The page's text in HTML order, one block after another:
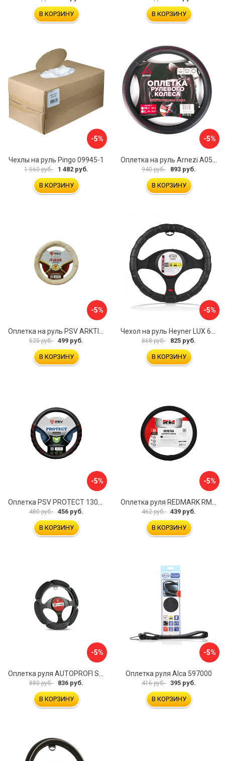
В КОРЗИНУ В КОРЗИНУ
-5%
Чехлы на руль Pingo 09945-1
1 560 руб. 1 482 руб.
В КОРЗИНУ
-5%
940 руб. 893 руб.
В КОРЗИНУ
-5%
525 руб. 499 руб.
В КОРЗИНУ
-5%
868 руб. 825 руб.
В КОРЗИНУ
-5%
Оплетка PSV PROTECT 130503
480 руб. 456 руб.
В КОРЗИНУ
-5%
Оплетка руля REDMARK RM78002
462 руб. 439 руб.
В КОРЗИНУ
-5%
880 руб. 836 руб.
В КОРЗИНУ
-5%
Оплетка руля Alca 597000
416 руб. 395 руб.
В КОРЗИНУ